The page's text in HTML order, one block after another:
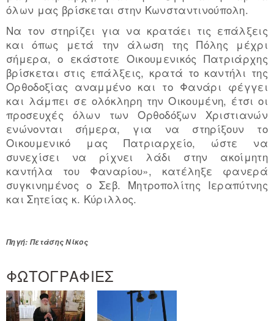
όλων μας βρίσκεται στην Κωνσταντινούπολη.
Να τον στηρίζει για να κρατάει τις επάλξεις
και όπως μετά την άλωση της Πόλης μέχρι
σήμερα, ο εκάστοτε Οικουμενικός Πατριάρχης
βρίσκεται στις επάλξεις, κρατά το καντήλι της
Ορθοδοξίας αναμμένο και το Φανάρι φέγγει
και λάμπει σε ολόκληρη την Οικουμένη, έτσι οι
προσευχές όλων των Ορθοδόξων Χριστιανών
ενώνονται σήμερα, για να στηρίξουν το
Οικουμενικό μας Πατριαρχείο, ώστε να
συνεχίσει να ρίχνει λάδι στην ακοίμητη
καντήλα του Φαναρίου», κατέληξε φανερά
συγκινημένος ο Σεβ. Μητροπολίτης Ιεραπύτνης
και Σητείας κ. Κύριλλος.
Πηγή: Πετάσης Νίκος
ΦΩΤΟΓΡΑΦΙΕΣ